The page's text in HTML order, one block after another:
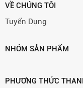
VỀ CHÚNG TÔI
Tuyển Dụng
NHÓM SẢN PHẨM
PHƯƠNG THỨC